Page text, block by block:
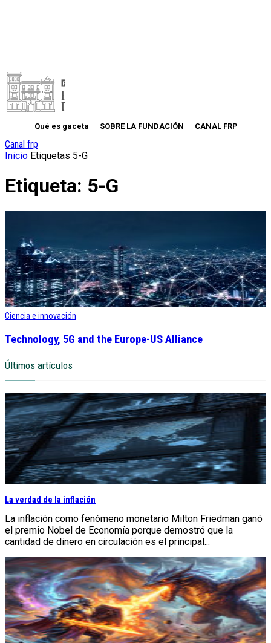
Qué es gaceta SOBRE LA FUNDACIÓN CANAL FRP
Canal frp
Inicio Etiquetas 5-G
Etiqueta: 5-G
Ciencia e innovación
Technology, 5G and the Europe-US Alliance
Últimos artículos
La verdad de la inflación
La inflación como fenómeno monetario Milton Friedman ganó
el premio Nobel de Economía porque demostró que la
cantidad de dinero en circulación es el principal...